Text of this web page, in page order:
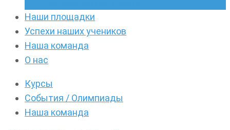
Наши площадки
Успехи наших учеников
Наша команда
О нас
Курсы
События / Олимпиады
Наша команда